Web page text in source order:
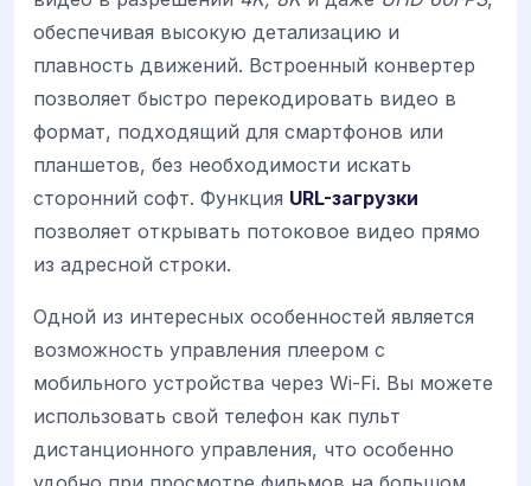
обеспечивая высокую детализацию и
плавность движений. Встроенный конвертер
позволяет быстро перекодировать видео в
формат, подходящий для смартфонов или
планшетов, без необходимости искать
сторонний софт. Функция URL-загрузки
позволяет открывать потоковое видео прямо
из адресной строки.
Одной из интересных особенностей является
возможность управления плеером с
мобильного устройства через Wi-Fi. Вы можете
использовать свой телефон как пульт
дистанционного управления, что особенно